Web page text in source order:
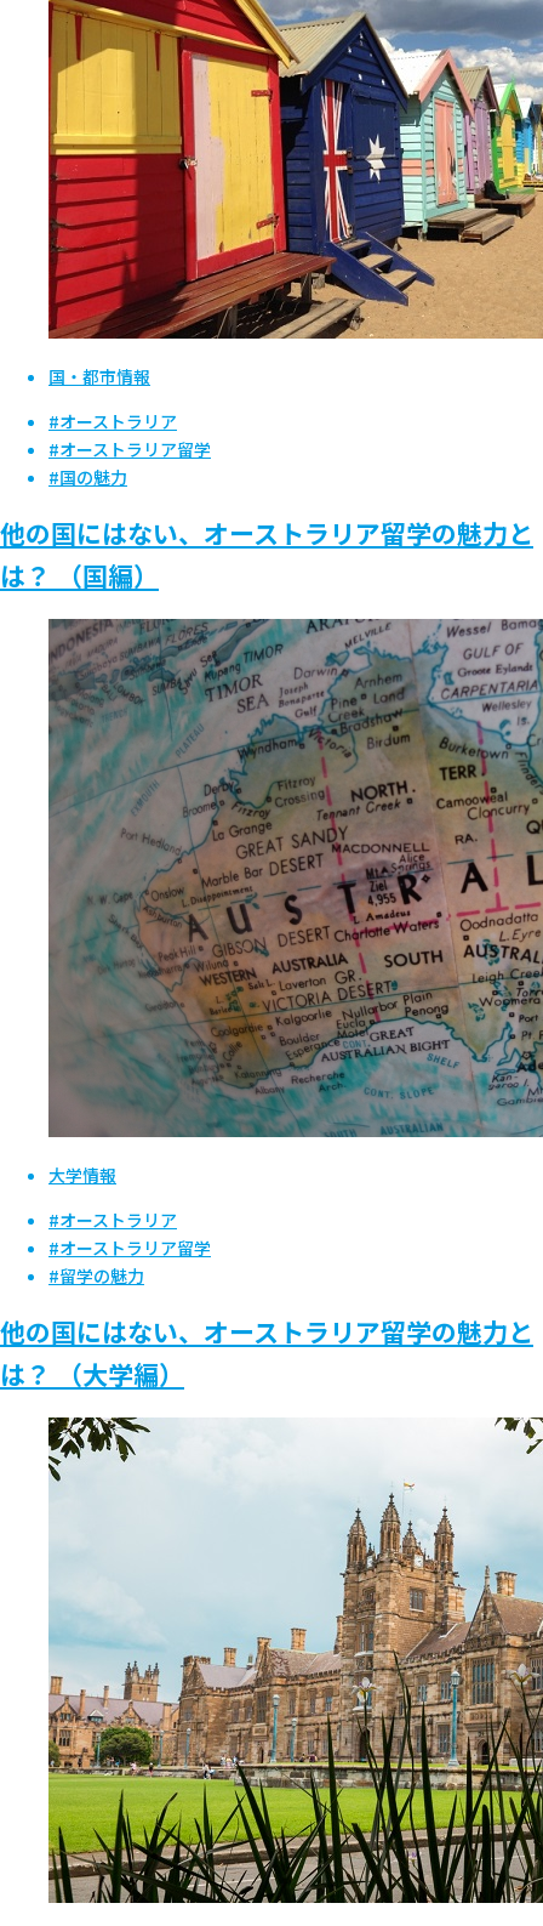
国・都市情報
#オーストラリア
#オーストラリア留学
#国の魅力
他の国にはない、オーストラリア留学の魅力と
は？ （国編）
大学情報
#オーストラリア
#オーストラリア留学
#留学の魅力
他の国にはない、オーストラリア留学の魅力と
は？ （大学編）